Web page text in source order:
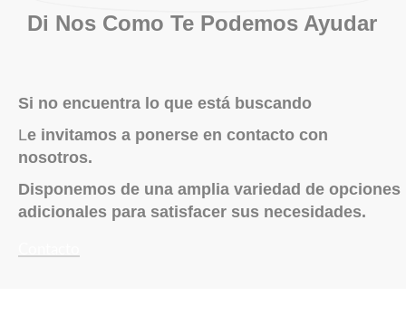
Di Nos Como Te Podemos Ayudar
Si no encuentra lo que está buscando
Le invitamos a ponerse en contacto con
nosotros.
Disponemos de una amplia variedad de opciones
adicionales para satisfacer sus necesidades.